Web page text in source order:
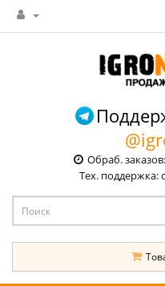
Обраб.
Тех. поддержка: